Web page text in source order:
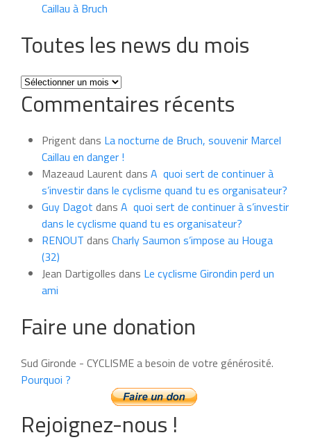
Caillau à Bruch
Toutes les news du mois
Toutes
les
news
mois
Commentaires récents
Prigent dans La nocturne de Bruch, souvenir Marcel
Caillau en danger !
Mazeaud Laurent dans A quoi sert de continuer à
s’investir dans le cyclisme quand tu es organisateur?
Guy Dagot dans A quoi sert de continuer à s’investir
dans le cyclisme quand tu es organisateur?
RENOUT dans Charly Saumon s’impose au Houga
(32)
Jean Dartigolles dans Le cyclisme Girondin perd un
ami
Faire une donation
Sud Gironde - CYCLISME a besoin de votre générosité.
Pourquoi ?
Rejoignez-nous !